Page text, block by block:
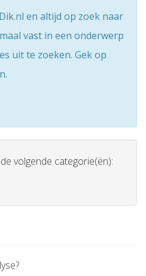
en altijd op zoek naar
vast in een onderwerp
uit te zoeken. Gek op
volgende categorie(ën):